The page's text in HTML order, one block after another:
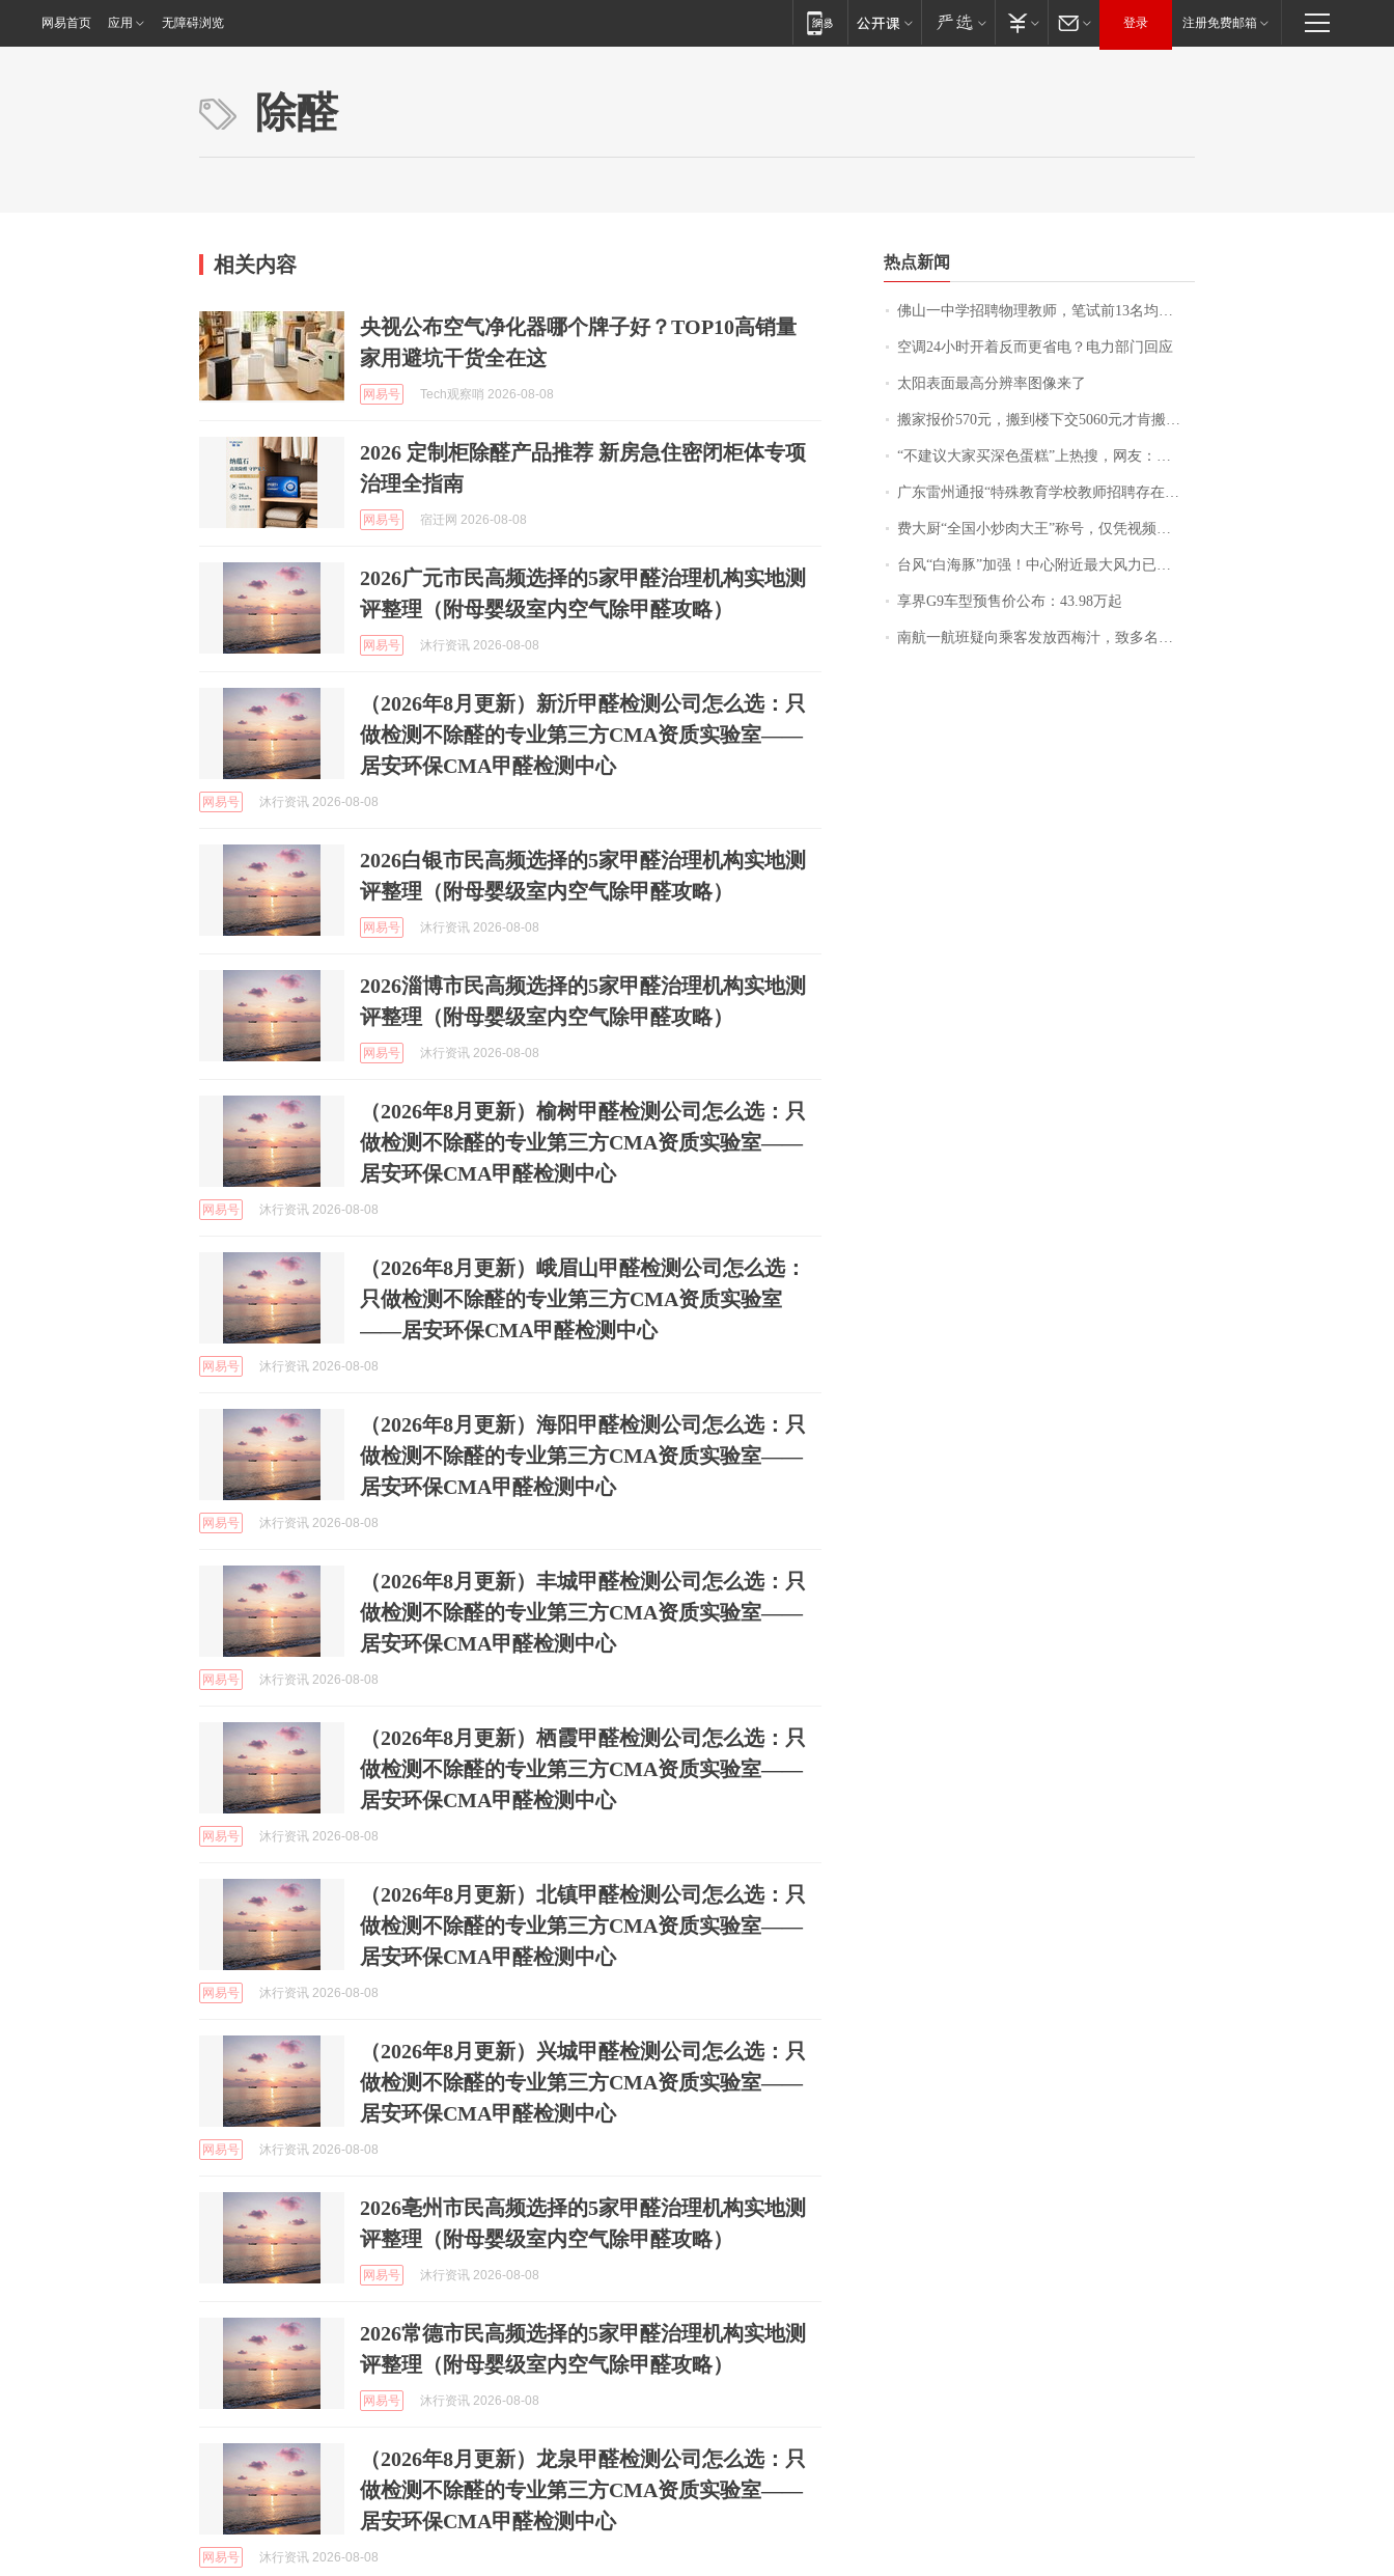
网易首页 应用 无障碍浏览 登录 注册免费邮箱
除醛
相关内容
央视公布空气净化器哪个牌子好？TOP10高销量
家用避坑干货全在这
网易号 Tech观察哨 2026-08-08
2026 定制柜除醛产品推荐 新房急住密闭柜体专项
治理全指南
网易号 宿迁网 2026-08-08
2026广元市民高频选择的5家甲醛治理机构实地测
评整理（附母婴级室内空气除甲醛攻略）
网易号 沐行资讯 2026-08-08
（2026年8月更新）新沂甲醛检测公司怎么选：只
做检测不除醛的专业第三方CMA资质实验室——
居安环保CMA甲醛检测中心
网易号 沐行资讯 2026-08-08
2026白银市民高频选择的5家甲醛治理机构实地测
评整理（附母婴级室内空气除甲醛攻略）
网易号 沐行资讯 2026-08-08
2026淄博市民高频选择的5家甲醛治理机构实地测
评整理（附母婴级室内空气除甲醛攻略）
网易号 沐行资讯 2026-08-08
（2026年8月更新）榆树甲醛检测公司怎么选：只
做检测不除醛的专业第三方CMA资质实验室——
居安环保CMA甲醛检测中心
网易号 沐行资讯 2026-08-08
（2026年8月更新）峨眉山甲醛检测公司怎么选：
只做检测不除醛的专业第三方CMA资质实验室
——居安环保CMA甲醛检测中心
网易号 沐行资讯 2026-08-08
（2026年8月更新）海阳甲醛检测公司怎么选：只
做检测不除醛的专业第三方CMA资质实验室——
居安环保CMA甲醛检测中心
网易号 沐行资讯 2026-08-08
（2026年8月更新）丰城甲醛检测公司怎么选：只
做检测不除醛的专业第三方CMA资质实验室——
居安环保CMA甲醛检测中心
网易号 沐行资讯 2026-08-08
（2026年8月更新）栖霞甲醛检测公司怎么选：只
做检测不除醛的专业第三方CMA资质实验室——
居安环保CMA甲醛检测中心
网易号 沐行资讯 2026-08-08
（2026年8月更新）北镇甲醛检测公司怎么选：只
做检测不除醛的专业第三方CMA资质实验室——
居安环保CMA甲醛检测中心
网易号 沐行资讯 2026-08-08
（2026年8月更新）兴城甲醛检测公司怎么选：只
做检测不除醛的专业第三方CMA资质实验室——
居安环保CMA甲醛检测中心
网易号 沐行资讯 2026-08-08
2026亳州市民高频选择的5家甲醛治理机构实地测
评整理（附母婴级室内空气除甲醛攻略）
网易号 沐行资讯 2026-08-08
2026常德市民高频选择的5家甲醛治理机构实地测
评整理（附母婴级室内空气除甲醛攻略）
网易号 沐行资讯 2026-08-08
（2026年8月更新）龙泉甲醛检测公司怎么选：只
做检测不除醛的专业第三方CMA资质实验室——
居安环保CMA甲醛检测中心
网易号 沐行资讯 2026-08-08
热点新闻
佛山一中学招聘物理教师，笔试前13名均遭淘汰？教育局：已叫停招聘，成立调查组全面核查
空调24小时开着反而更省电？电力部门回应
太阳表面最高分辨率图像来了
搬家报价570元，搬到楼下交5060元才肯搬上楼！女子傻眼了……
“不建议大家买深色蛋糕”上热搜，网友：天塌了！
广东雷州通报“特殊教育学校教师招聘存在违规行为”：已启动问责程序 副校长被停职
费大厨“全国小炒肉大王”称号，仅凭视频评出？中国烹饪协会回应
台风“白海豚”加强！中心附近最大风力已达15级 最新研判
享界G9车型预售价公布：43.98万起
南航一航班疑向乘客发放西梅汁，致多名乘客在飞行途中排队上厕所！乘客：机上100多人只有2个厕所；客服回应：并非每架飞机都会发放西梅汁